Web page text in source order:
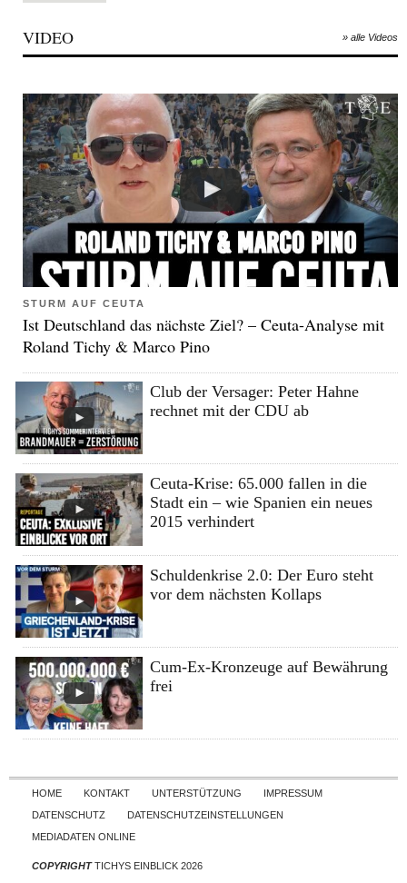
VIDEO » alle Videos
STURM AUF CEUTA
Ist Deutschland das nächste Ziel? – Ceuta-Analyse mit
Roland Tichy & Marco Pino
Club der Versager: Peter Hahne
rechnet mit der CDU ab
Ceuta-Krise: 65.000 fallen in die
Stadt ein – wie Spanien ein neues
2015 verhindert
Schuldenkrise 2.0: Der Euro steht
vor dem nächsten Kollaps
Cum-Ex-Kronzeuge auf Bewährung
frei
Skip to content
HOME KONTAKT UNTERSTÜTZUNG
IMPRESSUM
DATENSCHUTZ
DATENSCHUTZEINSTELLUNGEN
MEDIADATEN ONLINE
COPYRIGHTTICHYS EINBLICK 2026